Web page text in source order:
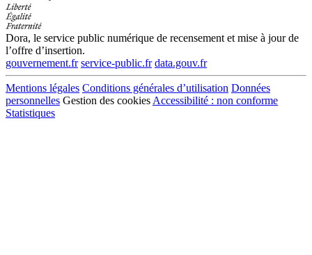
Dora, le service public numérique de recensement et mise à jour de
l’offre d’insertion.
gouvernement.fr service-public.fr data.gouv.fr
Mentions légales Conditions générales d’utilisation Données
personnelles Gestion des cookies Accessibilité : non conforme
Statistiques